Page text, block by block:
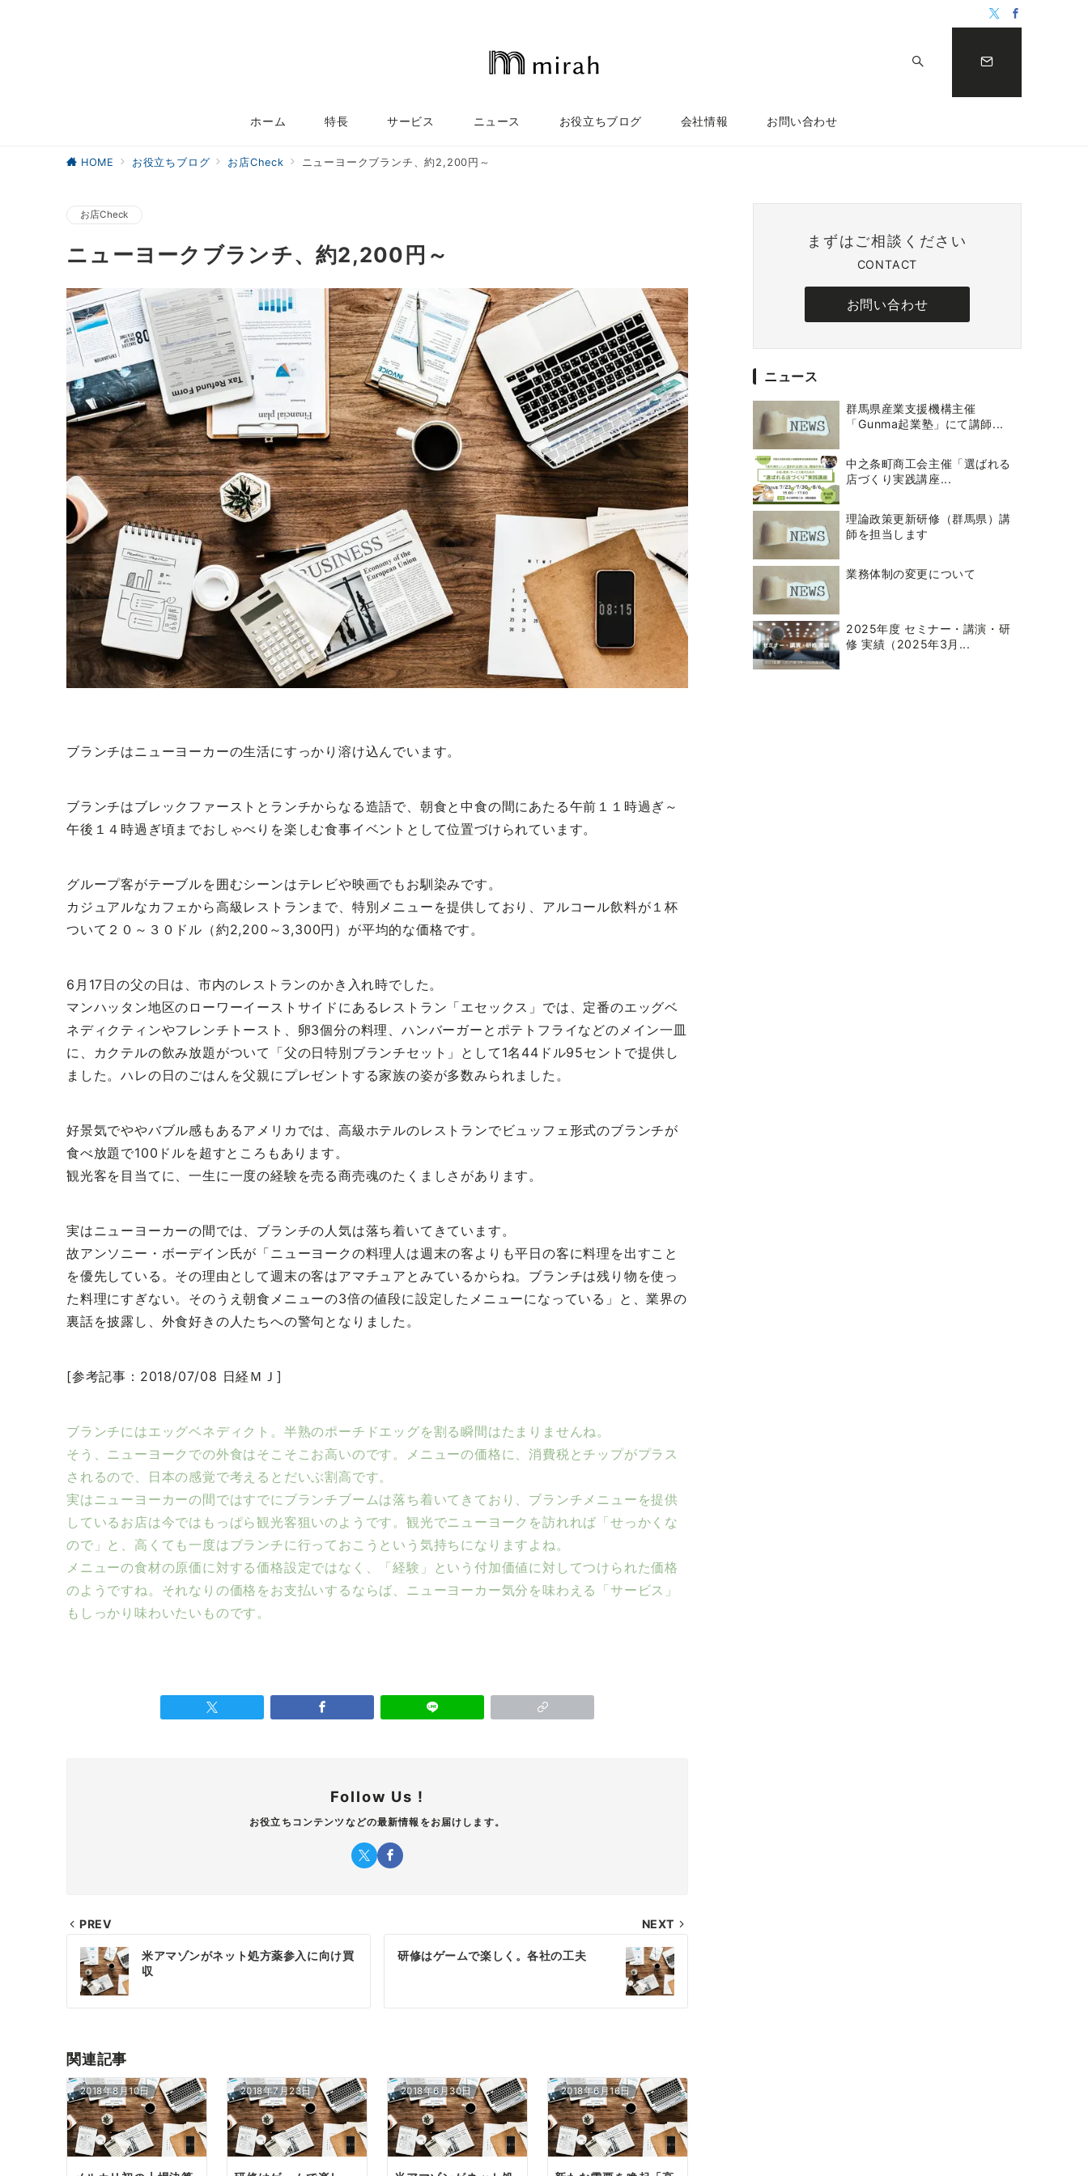
ホーム 特長 サービス ニュース お役立ちブログ 会社情報 お問い合わせ
HOME お役立ちブログ お店Check ニューヨークブランチ、約2,200円～
お店Check
ニューヨークブランチ、約2,200円～
ブランチはニューヨーカーの生活にすっかり溶け込んでいます。
ブランチはブレックファーストとランチからなる造語で、朝食と中食の間にあたる午前１１時過ぎ～
午後１４時過ぎ頃までおしゃべりを楽しむ食事イベントとして位置づけられています。
グループ客がテーブルを囲むシーンはテレビや映画でもお馴染みです。
カジュアルなカフェから高級レストランまで、特別メニューを提供しており、アルコール飲料が１杯
ついて２０～３０ドル（約2,200～3,300円）が平均的な価格です。
6月17日の父の日は、市内のレストランのかき入れ時でした。
マンハッタン地区のローワーイーストサイドにあるレストラン「エセックス」では、定番のエッグベ
ネディクティンやフレンチトースト、卵3個分の料理、ハンバーガーとポテトフライなどのメイン一皿
に、カクテルの飲み放題がついて「父の日特別ブランチセット」として1名44ドル95セントで提供し
ました。ハレの日のごはんを父親にプレゼントする家族の姿が多数みられました。
好景気でややバブル感もあるアメリカでは、高級ホテルのレストランでビュッフェ形式のブランチが
食べ放題で100ドルを超すところもあります。
観光客を目当てに、一生に一度の経験を売る商売魂のたくましさがあります。
実はニューヨーカーの間では、ブランチの人気は落ち着いてきています。
故アンソニー・ボーデイン氏が「ニューヨークの料理人は週末の客よりも平日の客に料理を出すこと
を優先している。その理由として週末の客はアマチュアとみているからね。ブランチは残り物を使っ
た料理にすぎない。そのうえ朝食メニューの3倍の値段に設定したメニューになっている」と、業界の
裏話を披露し、外食好きの人たちへの警句となりました。
[参考記事：2018/07/08 日経ＭＪ]
ブランチにはエッグベネディクト。半熟のポーチドエッグを割る瞬間はたまりませんね。
そう、ニューヨークでの外食はそこそこお高いのです。メニューの価格に、消費税とチップがプラス
されるので、日本の感覚で考えるとだいぶ割高です。
実はニューヨーカーの間ではすでにブランチブームは落ち着いてきており、ブランチメニューを提供
しているお店は今ではもっぱら観光客狙いのようです。観光でニューヨークを訪れれば「せっかくな
ので」と、高くても一度はブランチに行っておこうという気持ちになりますよね。
メニューの食材の原価に対する価格設定ではなく、「経験」という付加価値に対してつけられた価格
のようですね。それなりの価格をお支払いするならば、ニューヨーカー気分を味わえる「サービス」
もしっかり味わいたいものです。
Follow Us !
お役立ちコンテンツなどの最新情報をお届けします。
投
稿
ナ
ゲ
ー
シ
ョ
ン
PREV
米アマゾンがネット処方薬参入に向け買
収
NEXT
研修はゲームで楽しく。各社の工夫
関連記事
2018年8月10日 2018年7月23日 2018年6月30日 2018年6月16日
まずはご相談ください
CONTACT
お問い合わせ
ニュース
群馬県産業支援機構主催
「Gunma起業塾」にて講師...
中之条町商工会主催「選ばれる
店づくり実践講座...
理論政策更新研修（群馬県）講
師を担当します
業務体制の変更について
2025年度 セミナー・講演・研
修 実績（2025年3月...